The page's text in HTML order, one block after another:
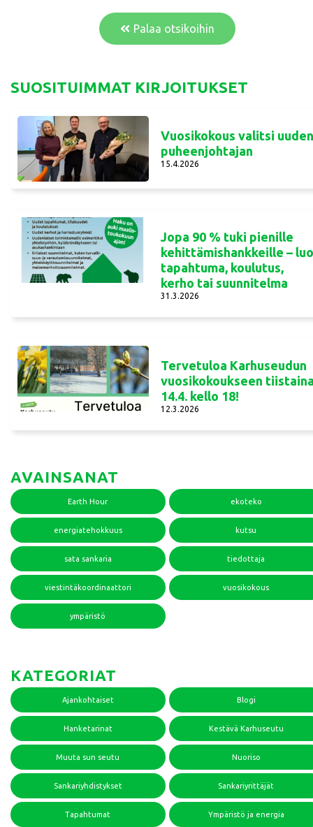
Palaa otsikoihin
SUOSITUIMMAT KIRJOITUKSET
Vuosikokous valitsi
puheenjohtajan
15.4.2026
Jopa 90 % tuki pienille
kehittämishankkeille –
tapahtuma, koulutus,
kerho tai suunnitelma
31.3.2026
Tervetuloa Karhuseudun
vuosikokoukseen
14.4. kello 18!
12.3.2026
AVAINSANAT
Earth Hour ekoteko
energiatehokkuus kutsu
sata sankaria tiedottaja
viestintäkoordinaattori vuosikokous
ympäristö
KATEGORIAT
Ajankohtaiset Blogi
Hanketarinat Kestävä Karhuseutu
Muuta sun seutu Nuoriso
Sankariyhdistykset Sankariyrittäjät
Tapahtumat Ympäristö ja energia